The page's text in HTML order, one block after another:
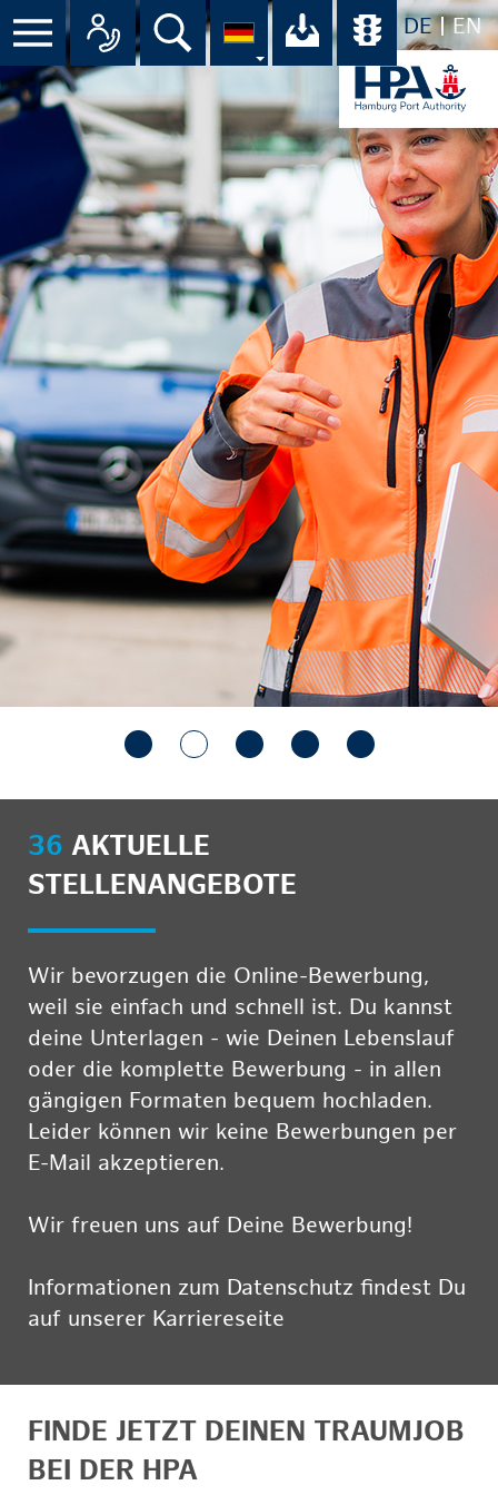
DE EN
Menü Alle Ansprechpartner im
Suche Ihr Download-
36 AKTUELLE
STELLENANGEBOTE
Wir bevorzugen die Online-Bewerbung,
weil sie einfach und schnell ist. Du kannst
deine Unterlagen - wie Deinen Lebenslauf
oder die komplette Bewerbung - in allen
gängigen Formaten bequem hochladen.
Leider können wir keine Bewerbungen per
E-Mail akzeptieren.
Wir freuen uns auf Deine Bewerbung!
Informationen zum Datenschutz findest Du
auf unserer Karriereseite
FINDE JETZT DEINEN TRAUMJOB
BEI DER HPA